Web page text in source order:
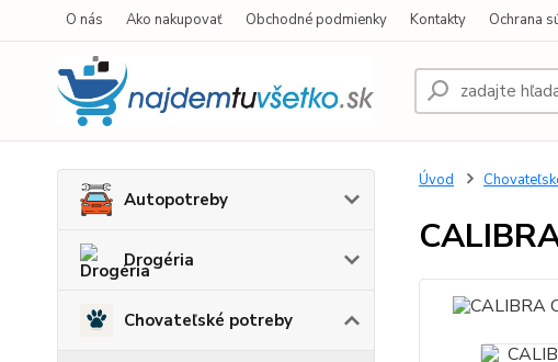
O nás Ako nakupovať Obchodné podmienky Kontakty Ochrana
Autopotreby
Drogéria
Chovateľské potreby
Úvod